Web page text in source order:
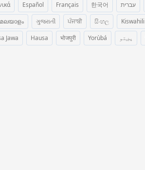
Español Français 한국어 עברית
മലയാളം ગુજરાતી ਪੰਜਾਬੀ සිංහල Kiswahili
Jawa Hausa भोजपुरी Yorùbá پښتو